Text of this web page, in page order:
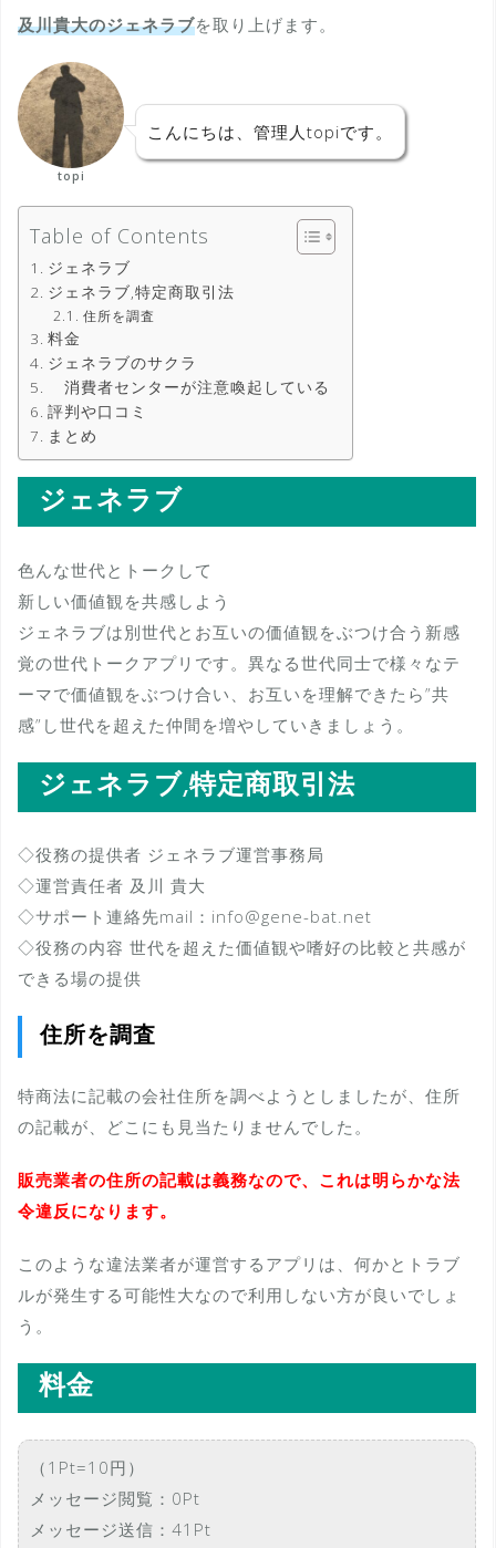
及川貴大のジェネラブを取り上げます。
topi
こんにちは、管理人topiです。
Table of Contents
ジェネラブ
ジェネラブ,特定商取引法
住所を調査
料金
ジェネラブのサクラ
消費者センターが注意喚起している
評判や口コミ
まとめ
ジェネラブ
色んな世代とトークして
新しい価値観を共感しよう
ジェネラブは別世代とお互いの価値観をぶつけ合う新感
覚の世代トークアプリです。異なる世代同士で様々なテ
ーマで価値観をぶつけ合い、お互いを理解できたら”共
感”し世代を超えた仲間を増やしていきましょう。
ジェネラブ,特定商取引法
◇役務の提供者 ジェネラブ運営事務局
◇運営責任者 及川 貴大
◇サポート連絡先mail：info@gene-bat.net
◇役務の内容 世代を超えた価値観や嗜好の比較と共感が
できる場の提供
住所を調査
特商法に記載の会社住所を調べようとしましたが、住所
の記載が、どこにも見当たりませんでした。
販売業者の住所の記載は義務なので、これは明らかな法
令違反になります。
このような違法業者が運営するアプリは、何かとトラブ
ルが発生する可能性大なので利用しない方が良いでしょ
う。
料金
（1Pt=10円）
メッセージ閲覧：0Pt
メッセージ送信：41Pt